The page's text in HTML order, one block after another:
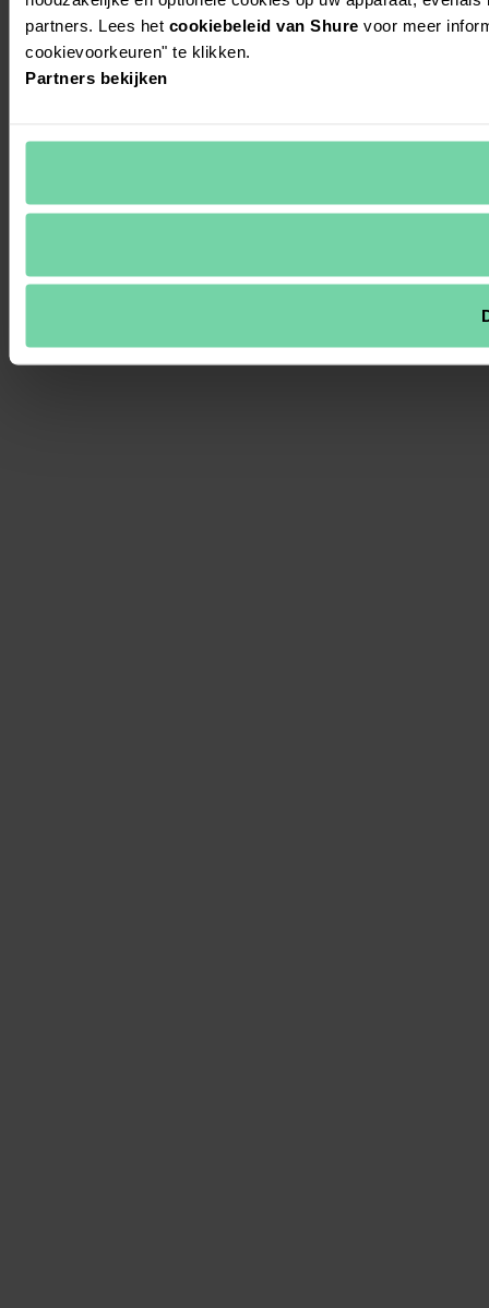
partners. Lees het cookiebeleid van Shure voor meer
cookievoorkeuren" te klikken.
Partners bekijken